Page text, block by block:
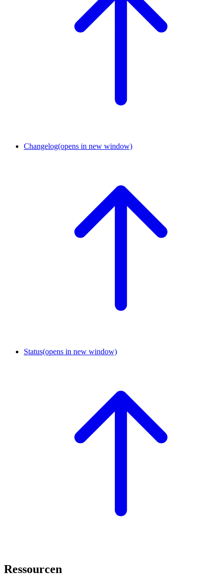
Changelog(opens in new window)
Status(opens in new window)
Ressourcen